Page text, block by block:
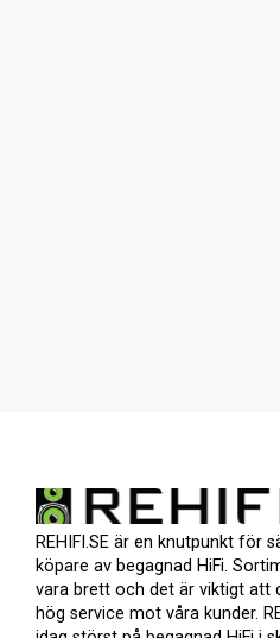
REHIFI.SE är en knutpunkt för
köpare av begagnad HiFi.
vara brett och det är viktigt att
hög service mot våra kunder.